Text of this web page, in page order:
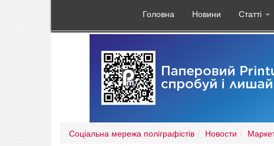
Головна Новини Статті
Соціальна мережа поліграфістів Новости